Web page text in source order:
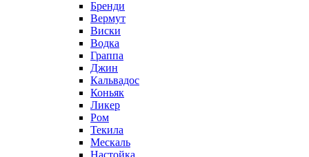
Бренди
Вермут
Виски
Водка
Граппа
Джин
Кальвадос
Коньяк
Ликер
Ром
Текила
Мескаль
Настойка